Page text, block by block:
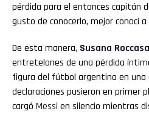
pérdida para el entonces capitán
gusto de conocerlo, mejor conocí
De esta manera, Susana
entretelones de una pérdida
figura del fútbol argentino en una
declaraciones pusieron en primer
cargó Messi en silencio mientras